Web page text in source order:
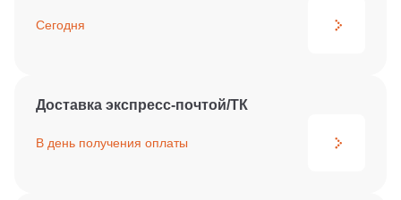
Сегодня
Доставка экспресс-почтой/ТК
В день получения оплаты